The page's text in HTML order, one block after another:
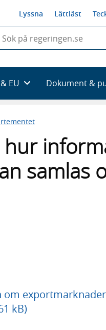
Lyssna Lättläst
du
EU Dokument &
samlas
kB)